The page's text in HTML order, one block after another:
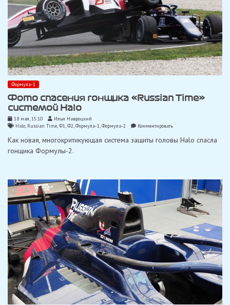
Формула-1
Фото спасения гонщика «Russian Time»
системой Halo
18 мая, 15:10
Илья Навроцкий
Halo, Russian Time,Ф1,Ф2,Формула-1,Формула-2 Комментироватьon
спасения
Как новая, многокритикующая система защиты головы Halo спасла
гонщика Формулы-2.